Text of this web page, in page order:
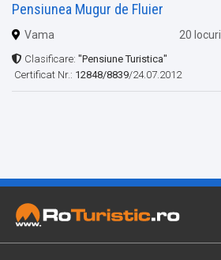
Pensiunea Mugur de Fluier
Vama 20 locuri
Clasificare: "Pensiune Turistica"
Certificat Nr.: 12848/8839/24.07.2012